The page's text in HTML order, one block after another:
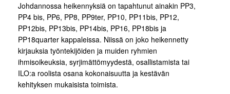
Johdannossa heikennyksiä on tapahtunut ainakin PP3,
PP4 bis, PP6, PP8, PP9ter, PP10, PP11bis, PP12,
PP12bis, PP13bis, PP14bis, PP16, PP18bis ja
PP18quarter kappaleissa. Niissä on joko heikennetty
kirjauksia työntekijöiden ja muiden ryhmien
ihmisoikeuksia, syrjimättömyydestä, osallistamista tai
ILO:a roolista osana kokonaisuutta ja kestävän
kehityksen mukaisista toimista.